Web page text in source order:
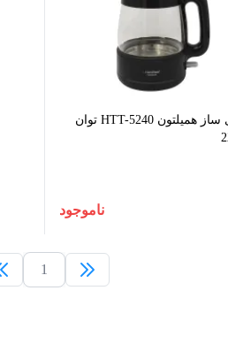
چای ساز همیلتون HTT-5240 توان
ناموجود
1